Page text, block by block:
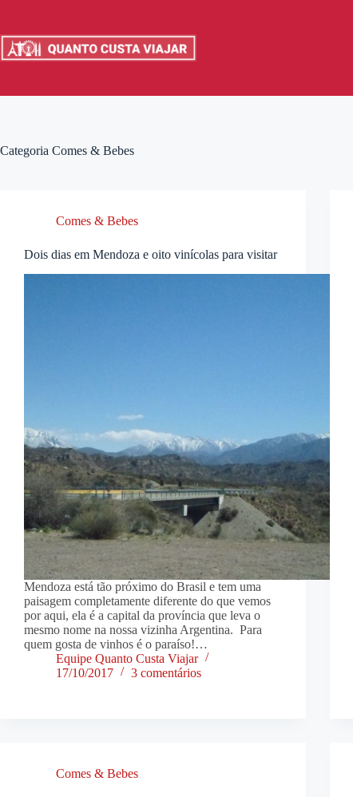
o
conteúdo
Categoria Comes & Bebes
Comes & Bebes
Dois dias em Mendoza e oito vinícolas para visitar
Mendoza está tão próximo do Brasil e tem uma
paisagem completamente diferente do que vemos
por aqui, ela é a capital da província que leva o
mesmo nome na nossa vizinha Argentina. Para
quem gosta de vinhos é o paraíso!…
Equipe Quanto Custa Viajar
17/10/2017
3 comentários
Comes & Bebes